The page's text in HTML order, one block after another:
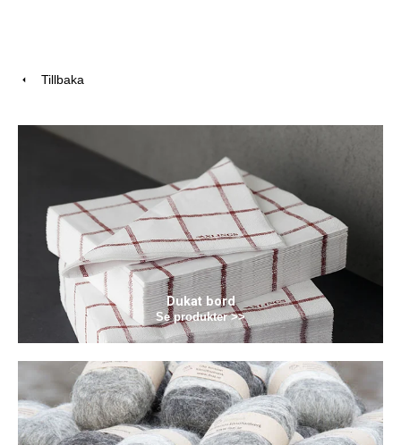
Tillbaka
Dukat bord
Se produkter >>